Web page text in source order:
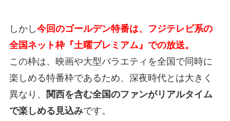
しかし今回のゴールデン特番は、フジテレビ系の
全国ネット枠『土曜プレミアム』での放送。
この枠は、映画や大型バラエティを全国で同時に
楽しめる特番枠であるため、深夜時代とは大きく
異なり、
関西を含む全国のファンがリアルタイム
で楽しめる見込みです。